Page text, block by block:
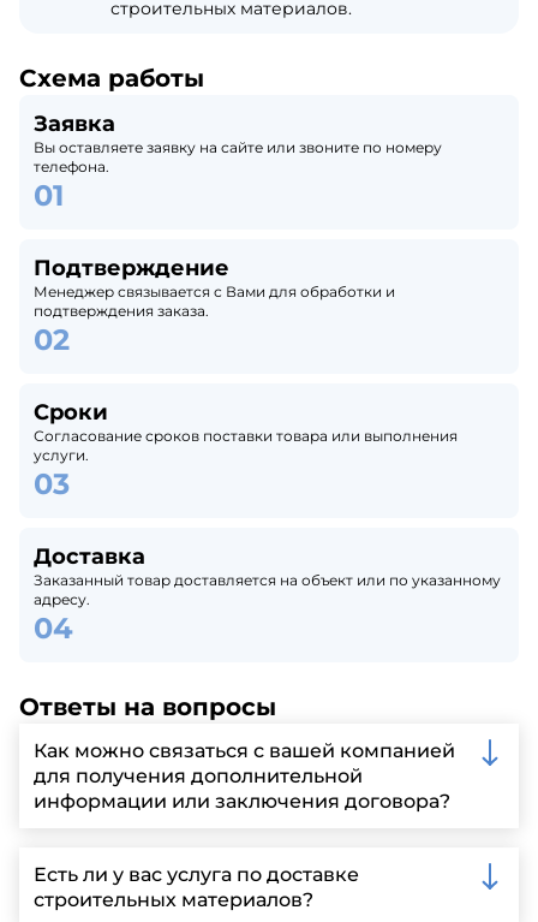
строительных материалов.
Схема работы
Заявка
Вы оставляете заявку на сайте или звоните по номеру
телефона.
Подтверждение
Менеджер связывается с Вами для обработки и
подтверждения заказа.
Сроки
Согласование сроков поставки товара или выполнения
услуги.
Доставка
Заказанный товар доставляется на объект или по указанному
адресу.
Ответы на вопросы
Как можно связаться с вашей компанией
для получения дополнительной
информации или заключения договора?
запрос через нашу официальную почту или
заполнить форму на нашем сайте для более
детальной информации и организации встречи.
Есть ли у вас услуга по доставке
строительных материалов?